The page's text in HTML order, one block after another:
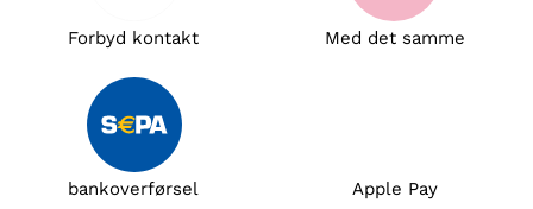
Forbyd kontakt Med det samme
bankoverførsel Apple Pay